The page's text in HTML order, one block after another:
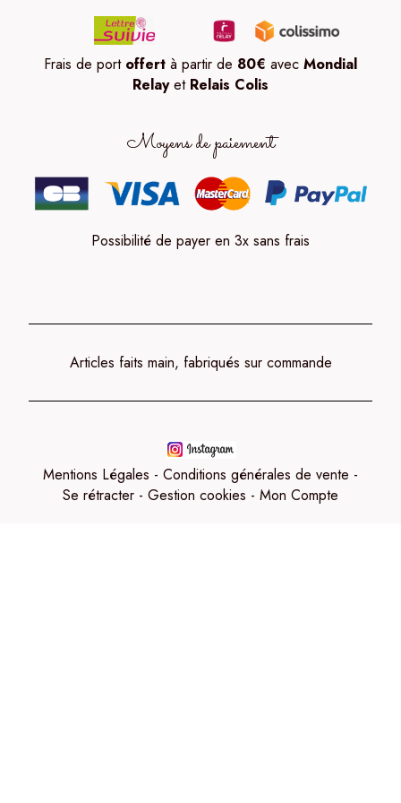
Frais de port offert à partir de 80€ avec Mondial
Relayet Relais Colis
Moyens de paiement
Possibilité de payer en 3x sans frais
Articles faits main, fabriqués sur commande
Mentions Légales
Conditions générales de vente
Se rétracter
Gestion cookies Mon Compte